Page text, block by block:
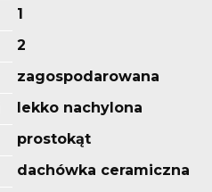
1
2
zagospodarowana
lekko nachylona
prostokąt
dachówka ceramiczna